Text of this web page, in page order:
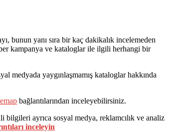
bunun yanı sıra bir kaç dakikalık incelemeden
kampanya ve kataloglar ile ilgili herhangi bir
medyada yaygınlaşmamış kataloglar hakkında
bağlantılarından inceleyebilirsiniz.
ayrıca sosyal medya, reklamcılık ve analiz
inceleyin